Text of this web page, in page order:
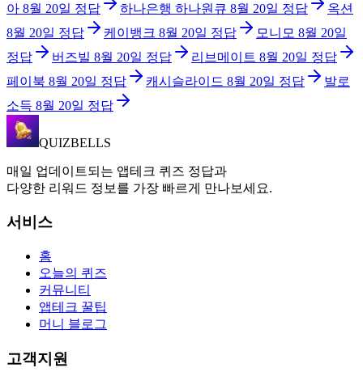
아 8월 20일 정답 하나은행 하나원큐 8월 20일 정답
옥션
8월 20일 정답 케이뱅크 8월 20일 정답 모니모 8월 20일
정답
버즈빌 8월 20일 정답 리브메이트 8월 20일 정답
페이북 8월 20일 정답 캐시슬라이드 8월 20일 정답
발로
소득 8월 20일 정답
QUIZBELLS
매일 업데이트되는 앱테크 퀴즈 정답과
다양한 리워드 정보를 가장 빠르게 만나보세요.
서비스
홈
오늘의 퀴즈
커뮤니티
앱테크 꿀팁
머니 블로그
고객지원